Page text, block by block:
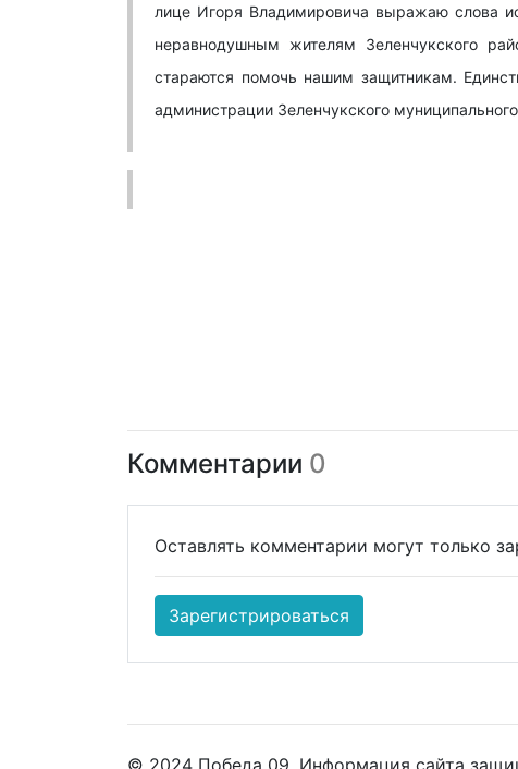
лице Игоря Владимировича выражаю слова
неравнодушным жителям Зеленчукского
стараются помочь нашим защитникам.
администрации Зеленчукского
Комментарии 0
Оставлять комментарии могут только
Зарегистрироваться